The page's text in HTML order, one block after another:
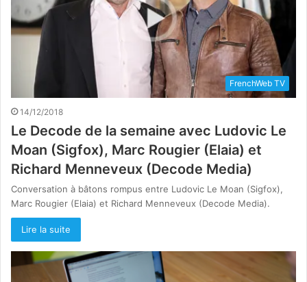
FrenchWeb TV
14/12/2018
Le Decode de la semaine avec Ludovic Le
Moan (Sigfox), Marc Rougier (Elaia) et
Richard Menneveux (Decode Media)
Conversation à bâtons rompus entre Ludovic Le Moan (Sigfox),
Marc Rougier (Elaia) et Richard Menneveux (Decode Media).
Lire la suite